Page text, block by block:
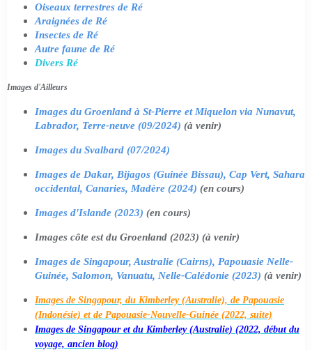
Oiseaux terrestres de Ré
Araignées de Ré
Insectes de Ré
Autre faune de Ré
Divers Ré
Images d'Ailleurs
Images du Groenland à St-Pierre et Miquelon via Nunavut,
Labrador, Terre-neuve (09/2024) (à venir)
Images du Svalbard (07/2024)
Images de Dakar, Bijagos (Guinée Bissau), Cap Vert, Sahara
occidental, Canaries, Madère (2024) (en cours)
Images d'Islande (2023) (en cours)
Images côte est du Groenland (2023) (à venir)
Images de Singapour, Australie (Cairns), Papouasie Nelle-
Guinée, Salomon, Vanuatu, Nelle-Calédonie (2023) (à venir)
Images de Singapour, du Kimberley (Australie), de Papouasie
(Indonésie) et de Papouasie-Nouvelle-Guinée (2022, suite)
Images de Singapour et du Kimberley (Australie) (2022, début du
voyage, ancien blog)